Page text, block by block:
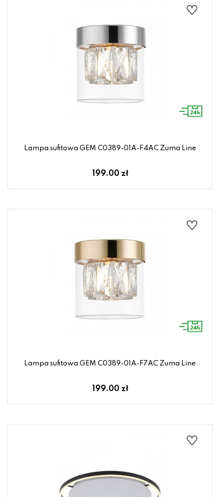
Lampa sufitowa GEM C0389-01A-F4AC Zuma Line
199.00 zł
Lampa sufitowa GEM C0389-01A-F7AC Zuma Line
199.00 zł